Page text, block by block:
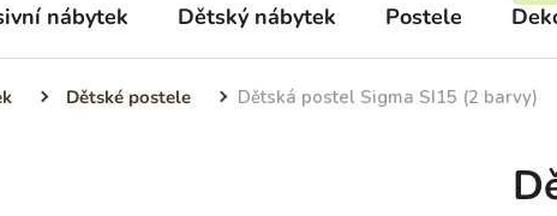
nábytek Dětský nábytek Postele
Dětské postele Dětská postel Sigma SI15 (2 barvy)